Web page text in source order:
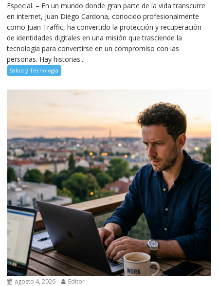
Especial. – En un mundo donde gran parte de la vida transcurre
en internet, Juan Diego Cardona, conocido profesionalmente
como Juan Traffic, ha convertido la protección y recuperación
de identidades digitales en una misión que trasciende la
tecnología para convertirse en un compromiso con las
personas. Hay historias...
Salud y Tecnología
agosto 4, 2026 Editor